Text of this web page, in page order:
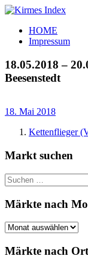
Zum
springen
Kirmes
Index
Tourpläne
der
letzten
Jahre
HOME
Impressum
18.05.2018 –
Beesenstedt
18. Mai 2018
Kettenflieger
Markt suchen
Suchen
nach:
Märkte nach
Märkte
Monat
Märkte nach